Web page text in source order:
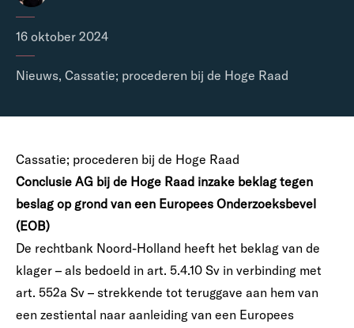
16 oktober 2024
Nieuws, Cassatie; procederen bij de Hoge Raad
Cassatie; procederen bij de Hoge Raad
Conclusie AG bij de Hoge Raad inzake beklag tegen
beslag op grond van een Europees Onderzoeksbevel
(EOB)
De rechtbank Noord-Holland heeft het beklag van de
klager – als bedoeld in art. 5.4.10 Sv in verbinding met
art. 552a Sv – strekkende tot teruggave aan hem van
een zestiental naar aanleiding van een Europees